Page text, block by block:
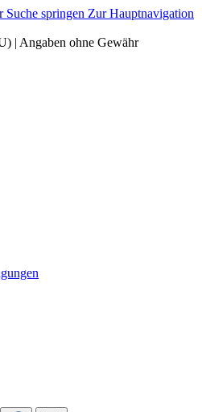
Suche springen Zur Hauptnavigation
| Angaben ohne Gewähr